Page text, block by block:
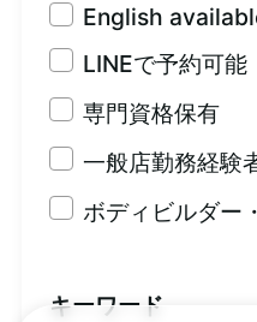
English
LINEで予約可能
専門資格保有
一般店勤務経験
ボディビルダー
キーワード